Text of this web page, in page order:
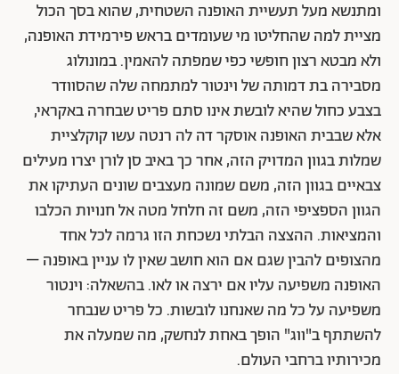
ומתנשא מעל תעשיית האופנה השטחית, שהוא בסך הכול
מציית למה שהחליטו מי שעומדים בראש פירמידת האופנה,
ולא מבטא רצון חופשי כפי שמפתה להאמין. במונולוג
מסבירה בת דמותה של וינטור למתמחה שלה שהסוודר
בצבע כחול שהיא לובשת אינו סתם פריט שבחרה באקראי,
אלא שבבית האופנה אוסקר דה לה רנטה עשו קוקלציית
שמלות בגוון המדויק הזה, אחר כך באיב סן לורן יצרו מעילים
צבאיים בגוון הזה, משם שמונה מעצבים שונים העתיקו את
הגוון הספציפי הזה, משם זה חלחל מטה אל חנויות הכלבו
והמציאות. ההצצה הבלתי נשכחת הזו גרמה לכל אחד
מהצופים להבין שגם אם הוא חושב שאין לו עניין באופנה –
האופנה משפיעה עליו אם ירצה או לאו. בהשאלה: וינטור
משפיעה על כל מה שאנחנו לובשות. כל פריט שנבחר
להשתתף ב"ווג" הופך באחת לנחשק, מה שמעלה את
מכירותיו ברחבי העולם.